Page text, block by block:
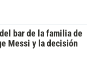
bar de la familia de
Messi y la decisión